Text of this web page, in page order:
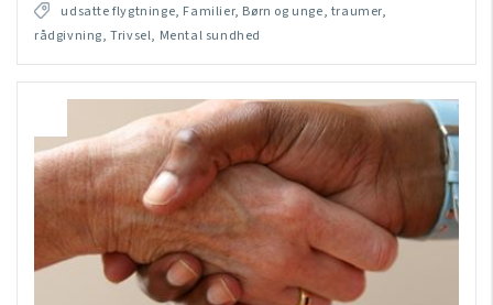
udsatte flygtninge, Familier, Børn og unge, traumer,
rådgivning, Trivsel, Mental sundhed